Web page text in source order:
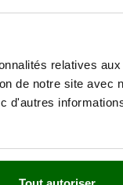
relatives aux
de notre site avec
d'autres
des
fendage ; cette
stable même
bois disponible.
ou longues
durs. La poussée